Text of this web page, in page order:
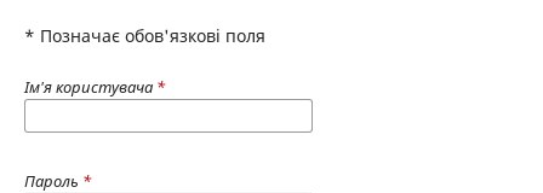
* Позначає обов'язкові поля
Ім'я користувача *
Пароль *